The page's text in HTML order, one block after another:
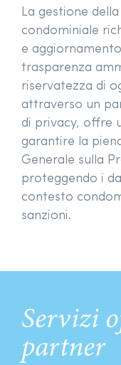
La gestione
condominiale
e
trasparenza
riservatezza di
attraverso un
di privacy, offre
garantire la
Generale sulla
proteggendo i
contesto
sanzioni.
Servizi
partner